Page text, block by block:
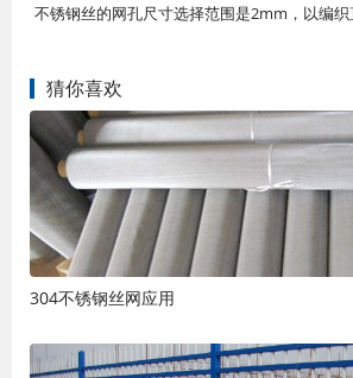
不锈钢丝的网孔尺寸选择范围是2mm，以编
猜你喜欢
304不锈钢丝网应用